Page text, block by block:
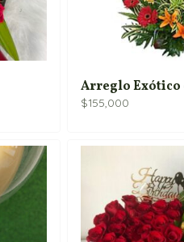
Arreglo Exótico
$155,000